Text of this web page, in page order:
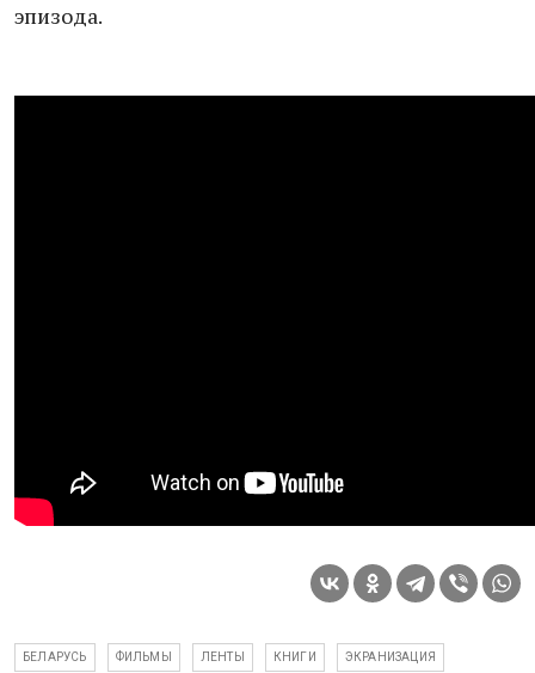
эпизода.
БЕЛАРУСЬ ФИЛЬМЫ ЛЕНТЫ КНИГИ ЭКРАНИЗАЦИЯ